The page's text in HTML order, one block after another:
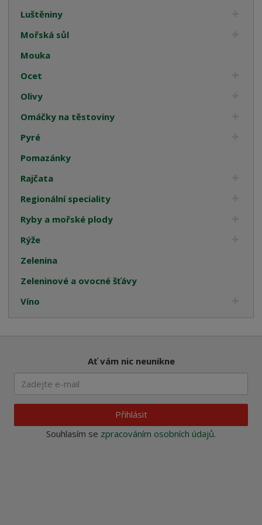
Luštěniny
Mořská sůl
Mouka
Ocet
Olivy
Omáčky na těstoviny
Pyré
Pomazánky
Rajčata
Regionální speciality
Ryby a mořské plody
Rýže
Zelenina
Zeleninové a ovocné šťávy
Víno
Ať vám nic neunikne
Přihlásit
Souhlasím se zpracováním osobních údajů.